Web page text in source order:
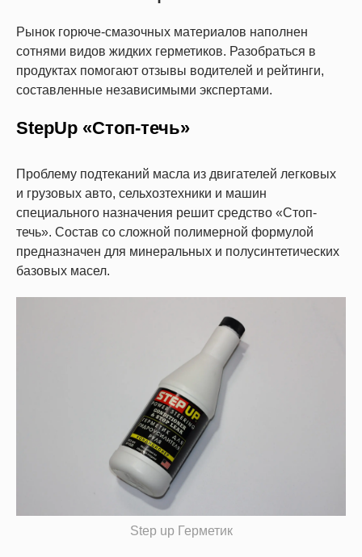
Рынок горюче-смазочных материалов наполнен
сотнями видов жидких герметиков. Разобраться в
продуктах помогают отзывы водителей и рейтинги,
составленные независимыми экспертами.
StepUp «Стоп-течь»
Проблему подтеканий масла из двигателей легковых
и грузовых авто, сельхозтехники и машин
специального назначения решит средство «Стоп-
течь». Состав со сложной полимерной формулой
предназначен для минеральных и полусинтетических
базовых масел.
Step up Герметик